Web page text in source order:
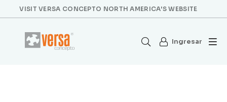
VISIT VERSA CONCEPTO NORTH AMERICA'S WEBSITE
Ingresar